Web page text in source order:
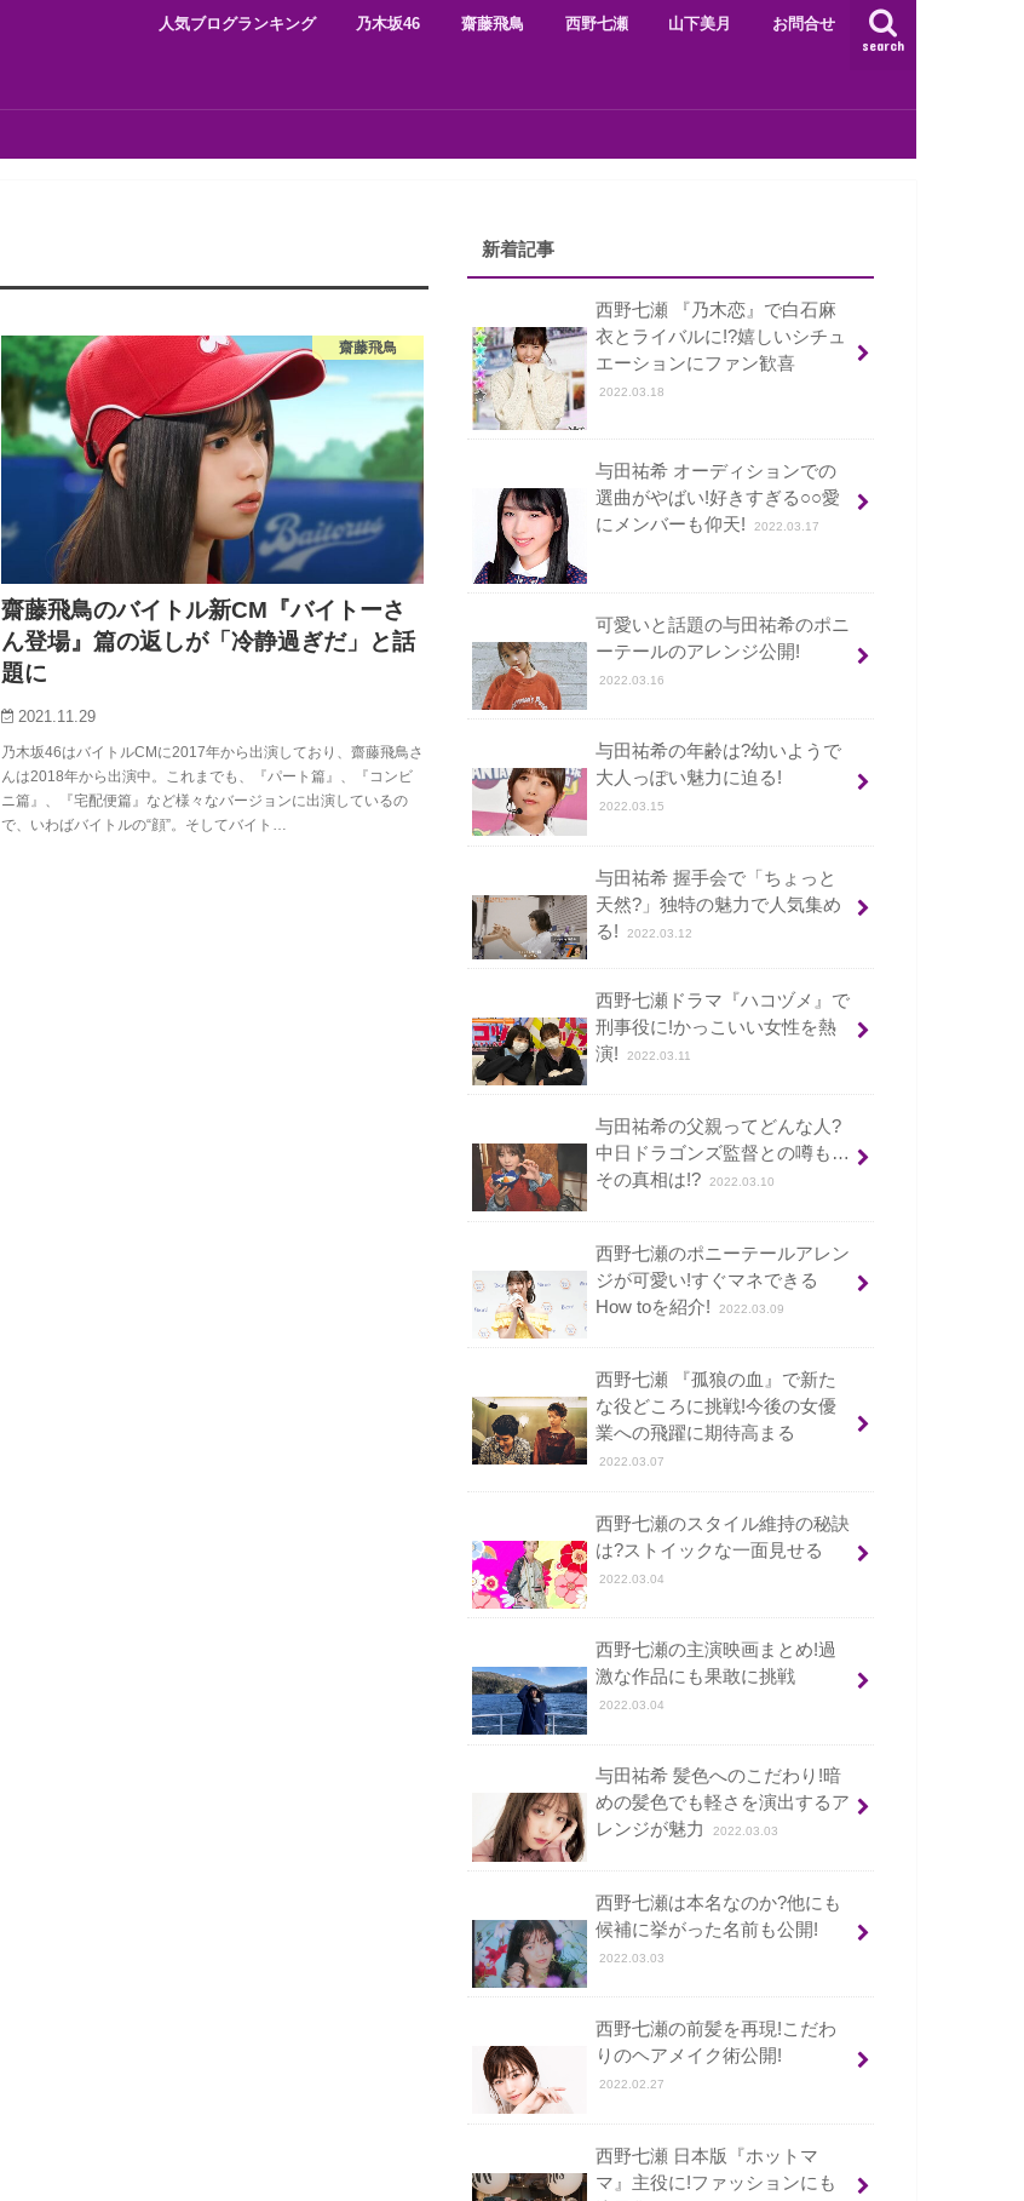
search
人気ブログランキング 乃木坂46 齋藤飛鳥 西野七瀬 山下美月 お問合せ
齋藤飛鳥
齋藤飛鳥のバイトル新CM『バイトーさ
ん登場』篇の返しが「冷静過ぎだ」と話
題に
2021.11.29
乃木坂46はバイトルCMに2017年から出演しており、齋藤飛鳥さ
んは2018年から出演中。これまでも、『パート篇』、『コンビ
ニ篇』、『宅配便篇』など様々なバージョンに出演しているの
で、いわばバイトルの“顔”。そしてバイト…
新着記事
西野七瀬 『乃木恋』で白石麻
衣とライバルに!?嬉しいシチュ
エーションにファン歓喜
2022.03.18
与田祐希 オーディションでの
選曲がやばい!好きすぎる○○愛
にメンバーも仰天!
2022.03.17
可愛いと話題の与田祐希のポニ
ーテールのアレンジ公開!
2022.03.16
与田祐希の年齢は?幼いようで
大人っぽい魅力に迫る!
2022.03.15
与田祐希 握手会で「ちょっと
天然?」独特の魅力で人気集め
る!
2022.03.12
西野七瀬ドラマ『ハコヅメ』で
刑事役に!かっこいい女性を熱
演!
2022.03.11
与田祐希の父親ってどんな人?
中日ドラゴンズ監督との噂も…
その真相は!?
2022.03.10
西野七瀬のポニーテールアレン
ジが可愛い!すぐマネできる
How toを紹介!
2022.03.09
西野七瀬 『孤狼の血』で新た
な役どころに挑戦!今後の女優
業への飛躍に期待高まる
2022.03.07
西野七瀬のスタイル維持の秘訣
は?ストイックな一面見せる
2022.03.04
西野七瀬の主演映画まとめ!過
激な作品にも果敢に挑戦
2022.03.04
与田祐希 髪色へのこだわり!暗
めの髪色でも軽さを演出するア
レンジが魅力
2022.03.03
西野七瀬は本名なのか?他にも
候補に挙がった名前も公開!
2022.03.03
西野七瀬の前髪を再現!こだわ
りのヘアメイク術公開!
2022.02.27
西野七瀬 日本版『ホットマ
マ』主役に!ファッションにも